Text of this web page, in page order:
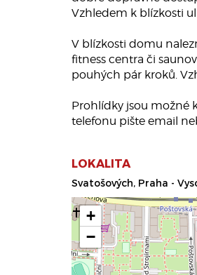
Vzhledem k blízkosti
V blízkosti domu
fitness centra či
pouhých pár kroků.
Prohlídky jsou možné
telefonu pište email
LOKALITA
Svatošových, Praha -
+
−